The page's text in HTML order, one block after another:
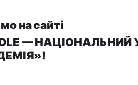
на сайті
—